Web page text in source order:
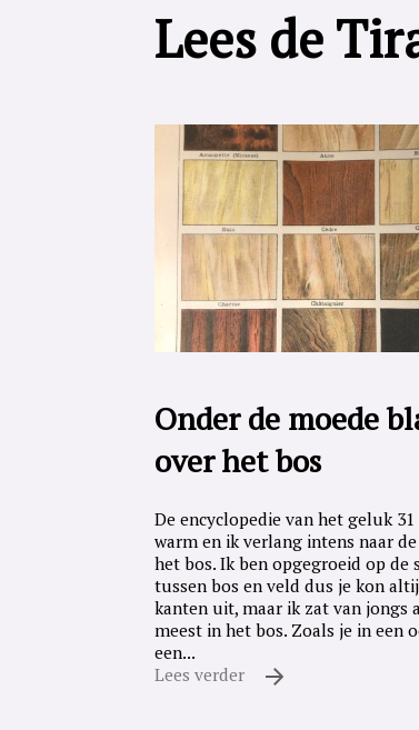
Lees de
Onder de moede
over het bos
De encyclopedie van het geluk 31
warm en ik verlang intens naar
het bos. Ik ben opgegroeid op de
tussen bos en veld dus je kon
kanten uit, maar ik zat van jongs
meest in het bos. Zoals je in een
een...
Lees verder